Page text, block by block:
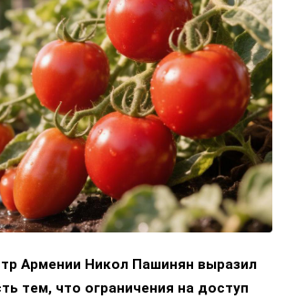
Армении Никол Пашинян выразил
тем, что ограничения на доступ